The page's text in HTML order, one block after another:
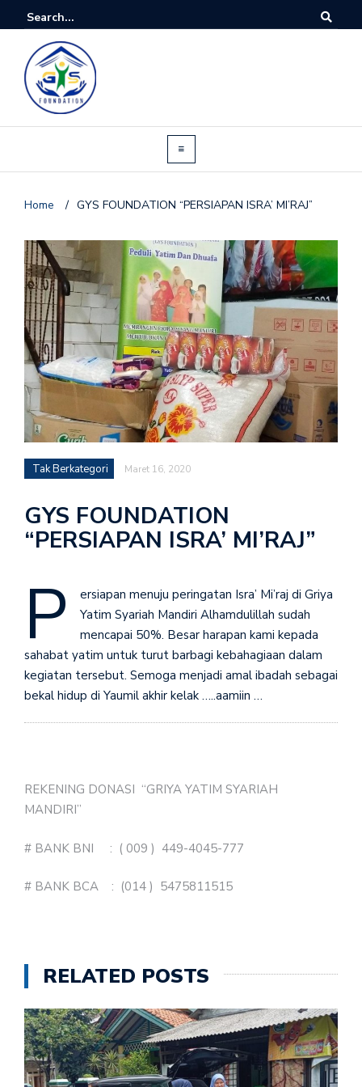
Home / GYS FOUNDATION “PERSIAPAN ISRA’ MI’RAJ”
Tak Berkategori Maret 16, 2020
GYS FOUNDATION
“PERSIAPAN ISRA’ MI’RAJ”
P
ersiapan menuju peringatan Isra’ Mi’raj di Griya
Yatim Syariah Mandiri Alhamdulillah sudah
mencapai 50%. Besar harapan kami kepada
sahabat yatim untuk turut barbagi kebahagiaan dalam
kegiatan tersebut. Semoga menjadi amal ibadah sebagai
bekal hidup di Yaumil akhir kelak …..aamiin …
REKENING DONASI “GRIYA YATIM SYARIAH
MANDIRI”
# BANK BNI : ( 009 ) 449-4045-777
# BANK BCA : (014 ) 5475811515
RELATED POSTS